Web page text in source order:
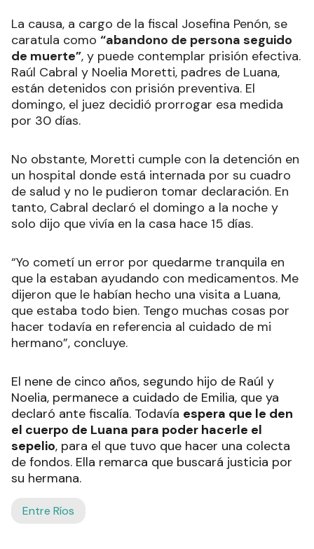
La causa, a cargo de la fiscal Josefina Penón, se
caratula como “abandono de persona seguido
de muerte”, y puede contemplar prisión efectiva.
Raúl Cabral y Noelia Moretti, padres de Luana,
están detenidos con prisión preventiva. El
domingo, el juez decidió prorrogar esa medida
por 30 días.
No obstante, Moretti cumple con la detención en
un hospital donde está internada por su cuadro
de salud y no le pudieron tomar declaración. En
tanto, Cabral declaró el domingo a la noche y
solo dijo que vivía en la casa hace 15 días.
“Yo cometí un error por quedarme tranquila en
que la estaban ayudando con medicamentos. Me
dijeron que le habían hecho una visita a Luana,
que estaba todo bien. Tengo muchas cosas por
hacer todavía en referencia al cuidado de mi
hermano”, concluye.
El nene de cinco años, segundo hijo de Raúl y
Noelia, permanece a cuidado de Emilia, que ya
declaró ante fiscalía. Todavía espera que le den
el cuerpo de Luana para poder hacerle el
sepelio, para el que tuvo que hacer una colecta
de fondos. Ella remarca que buscará justicia por
su hermana.
Entre Ríos